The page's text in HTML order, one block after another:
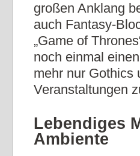
großen Anklang
auch Fantasy-
„Game of
noch einmal
mehr nur Gothics
Veranstaltungen
Lebendiges
Ambiente